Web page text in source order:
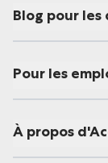
Blog pour
Pour les
À propos